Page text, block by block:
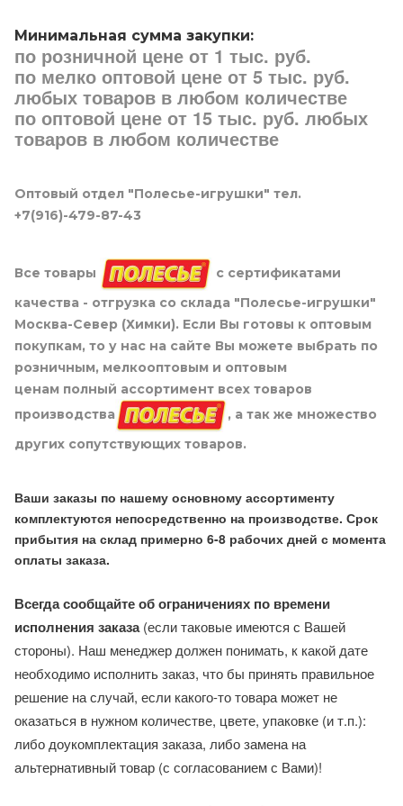
Минимальная сумма закупки:
по розничной цене от 1 тыс. руб.
по мелко оптовой цене от 5 тыс. руб.
любых товаров в любом количестве
по оптовой цене от 15 тыс. руб. любых
товаров в любом количестве
Оптовый отдел "Полесье-игрушки" тел.
+7(916)-479-87-43
Все товары
с сертификатами
качества - отгрузка со склада "Полесье-игрушки"
Москва-Север (Химки). Если Вы готовы к оптовым
покупкам, то у нас на сайте Вы можете выбрать по
розничным, мелкооптовым и оптовым
ценам полный ассортимент всех товаров
производства
, а так же множество
других сопутствующих товаров.
Ваши заказы по нашему основному ассортименту
комплектуются непосредственно на производстве. Срок
прибытия на склад примерно 6-8 рабочих дней с момента
оплаты заказа.
Всегда сообщайте об ограничениях по времени
исполнения заказа(если таковые имеются с Вашей
стороны). Наш менеджер должен понимать, к какой дате
необходимо исполнить заказ, что бы принять правильное
решение на случай, если какого-то товара может не
оказаться в нужном количестве, цвете, упаковке (и т.п.):
либо доукомплектация заказа, либо замена на
альтернативный товар (с согласованием с Вами)!